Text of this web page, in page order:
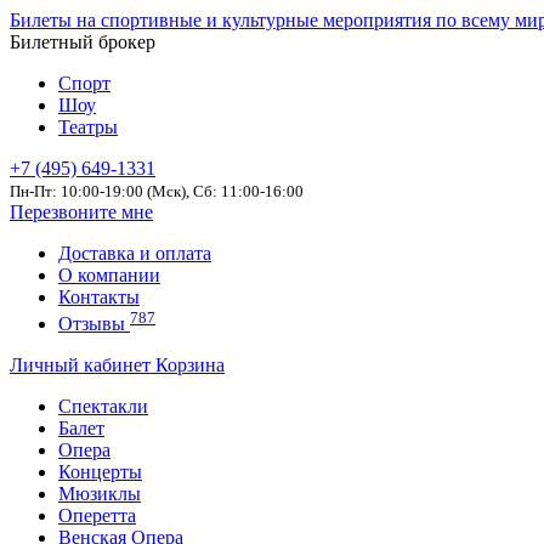
Билеты на спортивные и культурные мероприятия по всему
Билетный брокер
Спорт
Шоу
Театры
+7 (495) 649-1331
Пн-Пт: 10:00-19:00 (Мск), Сб: 11:00-16:00
Перезвоните мне
Доставка и оплата
О компании
Контакты
Отзывы 787
Личный кабинет Корзина
Спектакли
Балет
Опера
Концерты
Мюзиклы
Оперетта
Венская Опера